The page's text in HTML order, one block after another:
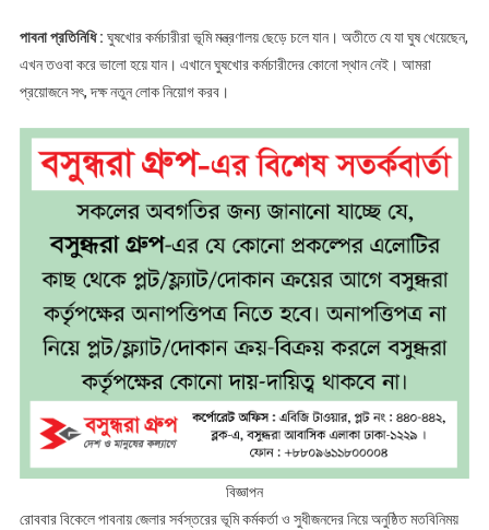
চলে
যান
পাবনা প্রতিনিধি : ঘুষখোর কর্মচারীরা ভূমি মন্ত্রণালয় ছেড়ে চলে যান। অতীতে যে যা ঘুষ খেয়েছেন,
এখন তওবা করে ভালো হয়ে যান। এখানে ঘুষখোর কর্মচারীদের কোনো স্থান নেই। আমরা
প্রয়োজনে সৎ, দক্ষ নতুন লোক নিয়োগ করব।
বিজ্ঞাপন
রোববার বিকেলে পাবনায় জেলার সর্বস্তরের ভূমি কর্মকর্তা ও সুধীজনদের নিয়ে অনুষ্ঠিত মতবিনিময়